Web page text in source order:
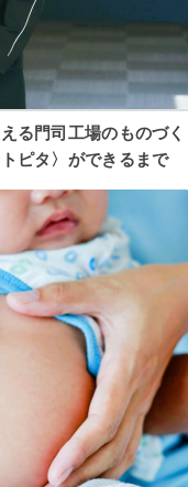
る門司工場のものづく
ピタ〉ができるまで